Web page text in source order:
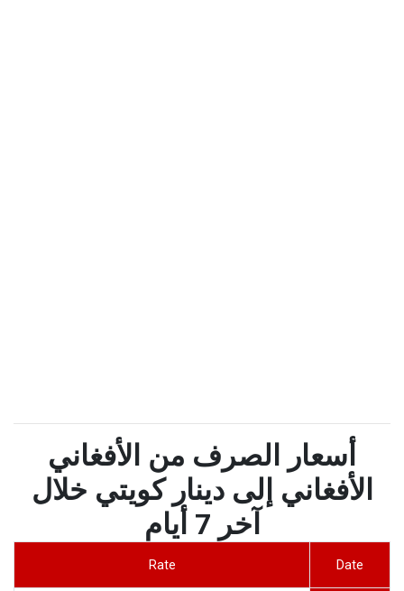
أسعار الصرف من الأفغاني
الأفغاني إلى دينار كويتي خلال
آخر 7 أيام
Date
Rate